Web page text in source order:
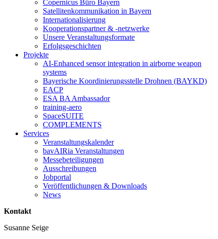
Copernicus Büro Bayern
Satellitenkommunikation in Bayern
Internationalisierung
Kooperationspartner & -netzwerke
Unsere Veranstaltungsformate
Erfolgsgeschichten
Projekte
AI-Enhanced sensor integration in airborne weapon
systems
Bayerische Koordinierungsstelle Drohnen (BAYKD)
EACP
ESA BA Ambassador
training-aero
SpaceSUITE
COMPLEMENTS
Services
Veranstaltungskalender
bavAIRia Veranstaltungen
Messebeteiligungen
Ausschreibungen
Jobportal
Veröffentlichungen & Downloads
News
Kontakt
Susanne Seige